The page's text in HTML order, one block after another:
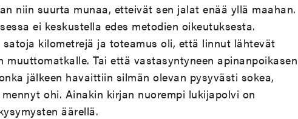
niin suurta munaa, etteivät sen jalat enää yllä maahan.
ei keskustella edes metodien oikeutuksesta.
kilometrejä ja toteamus oli, että linnut lähtevät
muuttomatkalle. Tai että vastasyntyneen apinanpoikasen
jälkeen havaittiin silmän olevan pysyvästi sokea,
ohi. Ainakin kirjan nuorempi lukijapolvi on
äärellä.